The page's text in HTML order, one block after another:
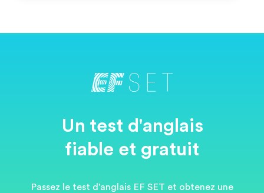
Un test d'anglais
fiable et gratuit
Passez le test d'anglais EF SET et obtenez une